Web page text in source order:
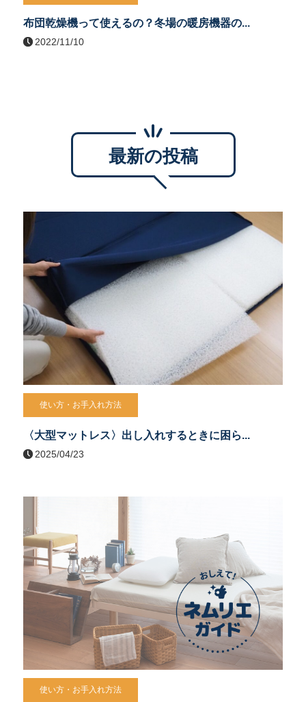
布団乾燥機って使えるの？冬場の暖房機器の...
2022/11/10
最新の投稿
使い方・お手入れ方法
〈大型マットレス〉出し入れするときに困ら...
2025/04/23
使い方・お手入れ方法